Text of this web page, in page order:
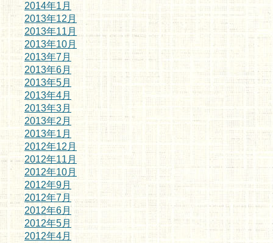
2014年1月
2013年12月
2013年11月
2013年10月
2013年7月
2013年6月
2013年5月
2013年4月
2013年3月
2013年2月
2013年1月
2012年12月
2012年11月
2012年10月
2012年9月
2012年7月
2012年6月
2012年5月
2012年4月